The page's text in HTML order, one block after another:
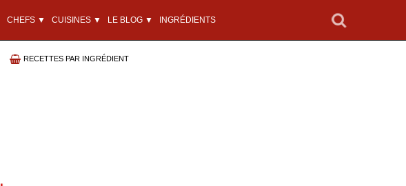
CHEFS ▼ CUISINES ▼ LE BLOG ▼ INGRÉDIENTS
RECETTES PAR INGRÉDIENT